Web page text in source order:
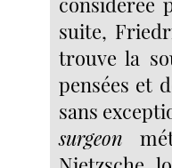
suite,
trouve la
pensées et
sans
surgeon